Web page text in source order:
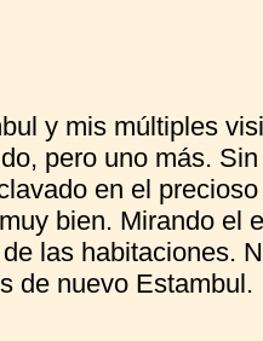
y mis múltiples
pero uno más.
en el
bien. Mirando el
las habitaciones.
de nuevo Estambul.